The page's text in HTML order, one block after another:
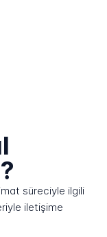
süreciyle ilgili
iletişime